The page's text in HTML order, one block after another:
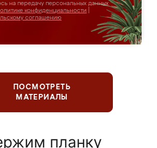
на передачу персональных данных
конфиденциальности
соглашению
ПОСМОТРЕТЬ
МАТЕРИАЛЫ
планку